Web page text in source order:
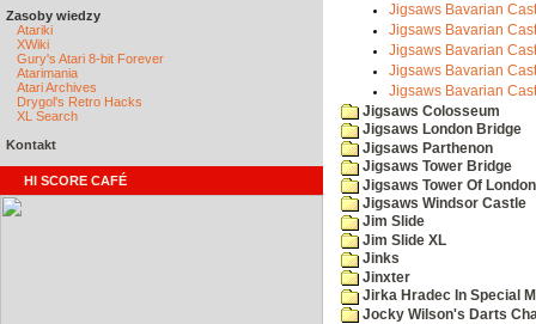
Zasoby wiedzy
Atariki
XWiki
Gury's Atari 8-bit Forever
Atarimania
Atari Archives
Drygol's Retro Hacks
XL Search
Kontakt
HI SCORE CAFÉ
Jigsaws Bavarian
Jigsaws Bavarian
Jigsaws Bavarian
Jigsaws Bavarian
Jigsaws Bavarian
Jigsaws Colosseum
Jigsaws London Bridge
Jigsaws Parthenon
Jigsaws Tower Bridge
Jigsaws Tower Of London
Jigsaws Windsor Castle
Jim Slide
Jim Slide XL
Jinks
Jinxter
Jirka Hradec In Special
Jocky Wilson's Darts